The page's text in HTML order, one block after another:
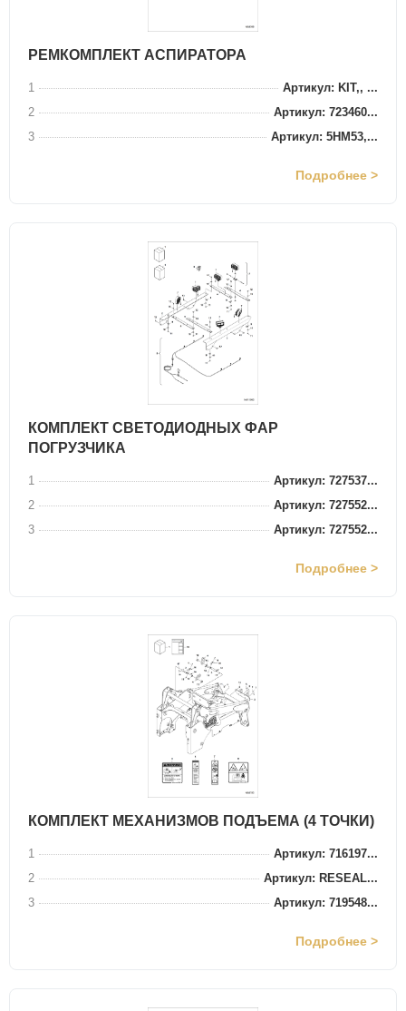
РЕМКОМПЛЕКТ АСПИРАТОРА
1
Артикул: KIT,, ...
2
Артикул: 723460...
3
Артикул: 5HM53,...
Подробнее >
КОМПЛЕКТ СВЕТОДИОДНЫХ ФАР
ПОГРУЗЧИКА
1
Артикул: 727537...
2
Артикул: 727552...
3
Артикул: 727552...
Подробнее >
КОМПЛЕКТ МЕХАНИЗМОВ ПОДЪЕМА (4 ТОЧКИ)
1
Артикул: 716197...
2
Артикул: RESEAL...
3
Артикул: 719548...
Подробнее >